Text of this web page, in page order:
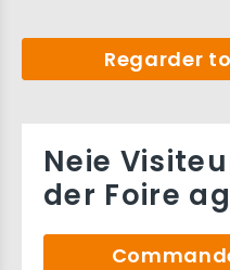
Regarder
Neie
der Foire